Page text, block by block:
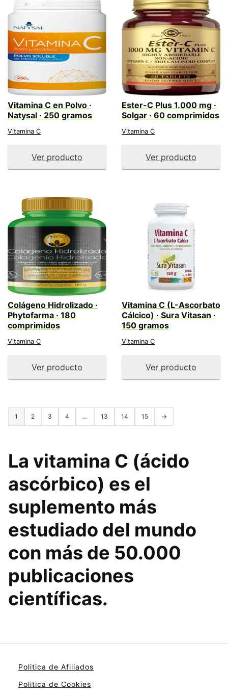
Vitamina C en Polvo ·
Natysal · 250 gramos
Vitamina C
Ver producto
Ester-C Plus 1.000 mg ·
Solgar · 60 comprimidos
Vitamina C
Ver producto
Colágeno Hidrolizado ·
Phytofarma · 180
comprimidos
Vitamina C
Ver producto
Vitamina C (L-Ascorbato
Cálcico) · Sura Vitasan ·
150 gramos
Vitamina C
Ver producto
1 2 3 4 … 13 14 15 →
La vitamina C (ácido
ascórbico) es el
suplemento más
estudiado del mundo
con más de 50.000
publicaciones
científicas.
Politica de Afiliados
Politica de Cookies